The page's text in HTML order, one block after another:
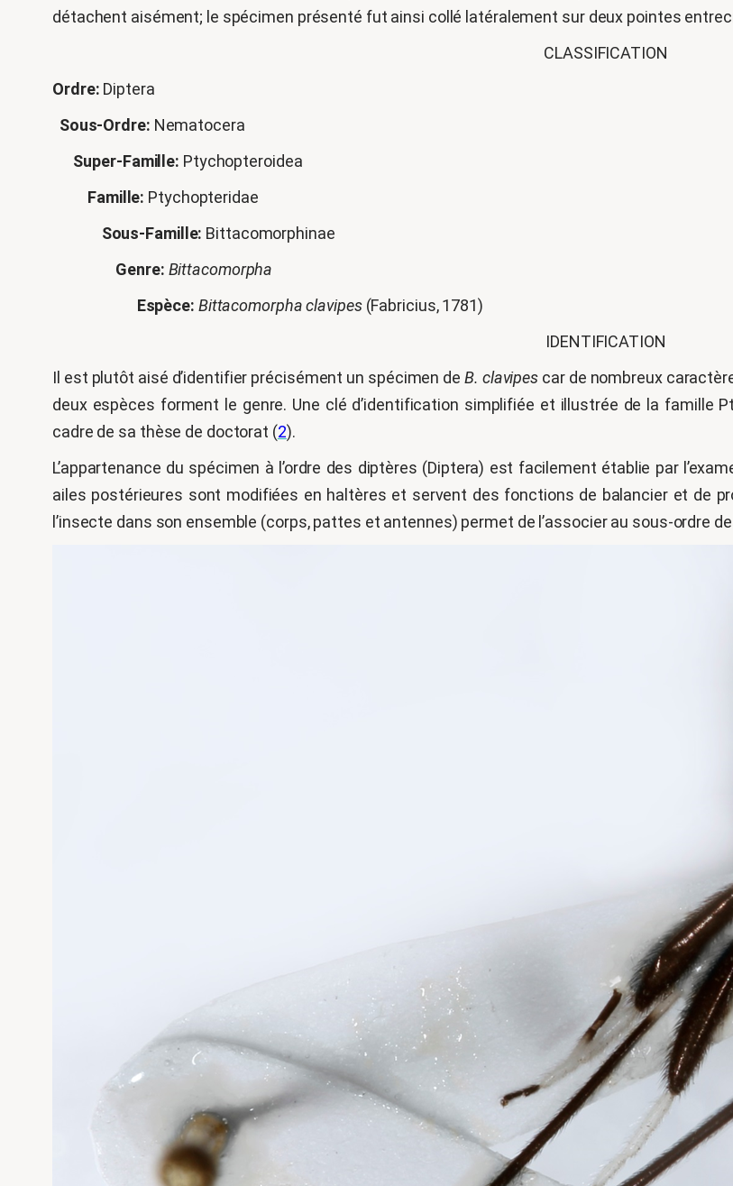
détachent aisément; le spécimen présenté fut ainsi collé latéralement sur deux pointes
CLASSIFICATION
Ordre: Diptera
Sous-Ordre: Nematocera
Super-Famille: Ptychopteroidea
Famille: Ptychopteridae
Sous-Famille: Bittacomorphinae
Genre: Bittacomorpha
Espèce: Bittacomorpha clavipes(Fabricius, 1781)
IDENTIFICATION
Il est plutôt aisé d’identifier précisément un spécimen deB. clavipes car de nombreux
deux espèces forment le genre. Une clé d’identification simplifiée et illustrée de la famille
cadre de sa thèse de doctorat (2).
L’appartenance du spécimen à l’ordre des diptères (Diptera) est facilement établie par
ailes postérieures sont modifiées en haltères et servent des fonctions de balancier et de
l’insecte dans son ensemble (corps, pattes et antennes) permet de l’associer au sous-ordre